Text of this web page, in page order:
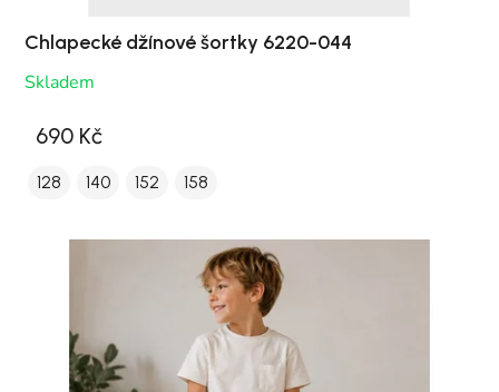
Chlapecké džínové šortky 6220-044
Skladem
690 Kč
128 140 152 158